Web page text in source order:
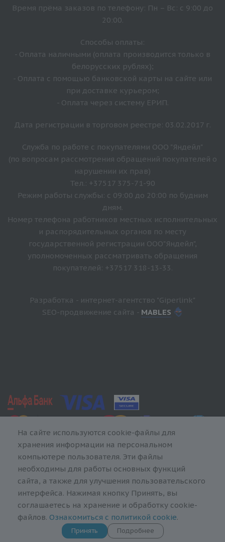
Время прёма заказов по телефону: Пн – Вс: с 9:00 до
20:00.
Способы оплаты:
- Оплата наличными (оплата производится только в
белорусских рублях);
- Оплата с помощью банковской карты на сайте или
при доставке курьером;
- Оплата через систему ЕРИП.
Дата регистрации в торговом реестре: 03.02.2017 г.
Служба по работе с покупателями ООО "Яндейл"
(по вопросам рассмотрения обращений покупателей о
нарушении их прав)
Тел.: +37517 375-71-90
Режим работы службы: с 09:00 до 20:00 по будним
дням.
Номер телефона работников местных исполнительных
и распорядительных органов по месту
государственной регистрации ООО"Яндейл",
уполномоченных рассматривать обращения
покупателей: +37517 318-13-33.
Разработка - интернет-агентство "Giperlink"
SEO-продвижение сайта - MABLES
На сайте используются cookie-файлы для
хранения информации на персональном
компьютере пользователя. Эти файлы
необходимы для работы основных функций
сайта, а также для улучшения пользовательского
интерфейса. Нажимая кнопку Принять, вы
соглашаетесь на хранение и обработку cookie-
файлов. Ознакомиться с политикой cookie.
Принять Подробнее